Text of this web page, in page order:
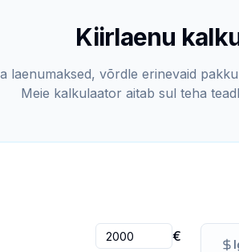
Kiirlaenu
laenumaksed, võrdle erinevaid
Meie kalkulaator aitab sul teha
€